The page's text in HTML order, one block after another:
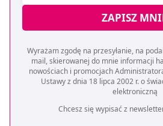
ZAPISZ
Wyrażam zgodę na przesyłanie, na
mail, skierowanej do mnie informacji
nowościach i promocjach
Ustawy z dnia 18 lipca 2002 r. o
elektroniczną
Chcesz się wypisać z